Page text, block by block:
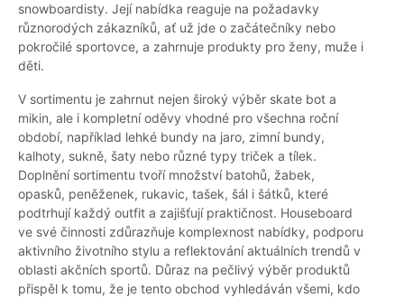
snowboardisty. Její nabídka reaguje na požadavky
různorodých zákazníků, ať už jde o začátečníky nebo
pokročilé sportovce, a zahrnuje produkty pro ženy, muže i
děti.
V sortimentu je zahrnut nejen široký výběr skate bot a
mikin, ale i kompletní oděvy vhodné pro všechna roční
období, například lehké bundy na jaro, zimní bundy,
kalhoty, sukně, šaty nebo různé typy triček a tílek.
Doplnění sortimentu tvoří množství batohů, žabek,
opasků, peněženek, rukavic, tašek, šál i šátků, které
podtrhují každý outfit a zajišťují praktičnost. Houseboard
ve své činnosti zdůrazňuje komplexnost nabídky, podporu
aktivního životního stylu a reflektování aktuálních trendů v
oblasti akčních sportů. Důraz na pečlivý výběr produktů
přispěl k tomu, že je tento obchod vyhledáván všemi, kdo